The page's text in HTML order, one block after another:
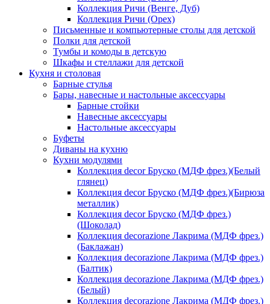
Коллекция Ричи (Венге, Дуб)
Коллекция Ричи (Орех)
Письменные и компьютерные столы для детской
Полки для детской
Тумбы и комоды в детскую
Шкафы и стеллажи для детской
Кухня и столовая
Барные стулья
Бары, навесные и настольные аксессуары
Барные стойки
Навесные аксессуары
Настольные аксессуары
Буфеты
Диваны на кухню
Кухни модулями
Коллекция decor Бруско (МДФ фрез.)(Белый
глянец)
Коллекция decor Бруско (МДФ фрез.)(Бирюза
металлик)
Коллекция decor Бруско (МДФ фрез.)
(Шоколад)
Коллекция decorazione Лакрима (МДФ фрез.)
(Баклажан)
Коллекция decorazione Лакрима (МДФ фрез.)
(Балтик)
Коллекция decorazione Лакрима (МДФ фрез.)
(Белый)
Коллекция decorazione Лакрима (МДФ фрез.)